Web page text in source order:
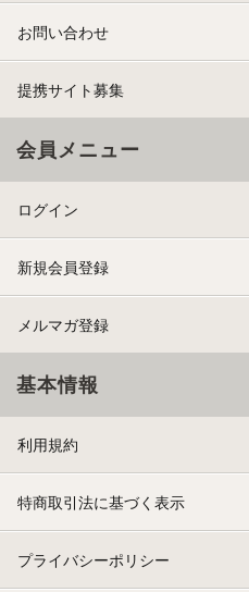
お問い合わせ
提携サイト募集
会員メニュー
ログイン
新規会員登録
メルマガ登録
基本情報
利用規約
特商取引法に基づく表示
プライバシーポリシー